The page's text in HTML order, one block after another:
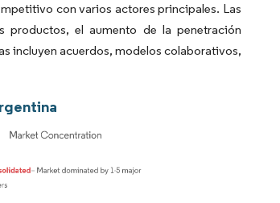
con varios actores principales. Las
productos, el aumento de la penetración
incluyen acuerdos, modelos colaborativos,